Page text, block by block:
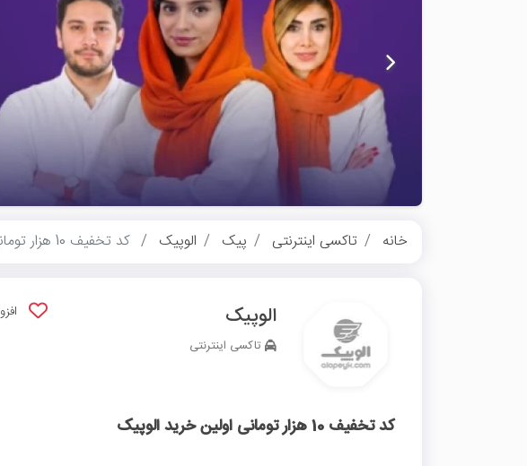
خانه تاکسی اینترنتی پیک الوپیک کد تخفیف 10 هزار تومانی اولین خرید الوپیک
الوپیک
تاکسی اینترنتی
کد تخفیف 10 هزار تومانی اولین خرید الوپیک